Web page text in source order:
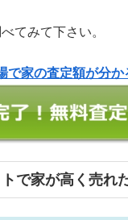
てみて下さい。
で家の査定額が分か
で家が高く売れ